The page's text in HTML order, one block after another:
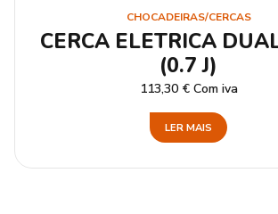
CHOCADEIRAS/CERCAS
CERCA ELETRICA
(0.7 J)
113,30 € Com iva
LER MAIS